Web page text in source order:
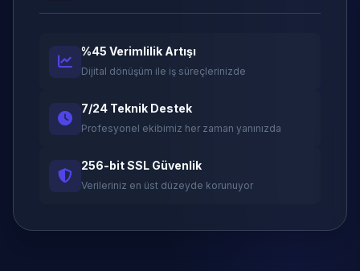
%45 Verimlilik Artışı
Dijital dönüşüm ile iş süreçlerinizde
7/24 Teknik Destek
Profesyonel ekibimiz her zaman yanınızda
256-bit SSL Güvenlik
Verileriniz en üst düzeyde korunuyor